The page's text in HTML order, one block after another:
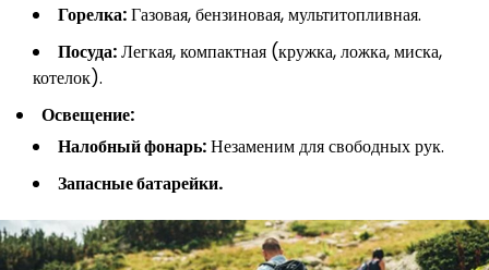
Горелка:Газовая, бензиновая, мультитопливная.
Посуда:Легкая, компактная (кружка, ложка, миска,
котелок).
Освещение:
Налобный фонарь:Незаменим для свободных рук.
Запасные батарейки.